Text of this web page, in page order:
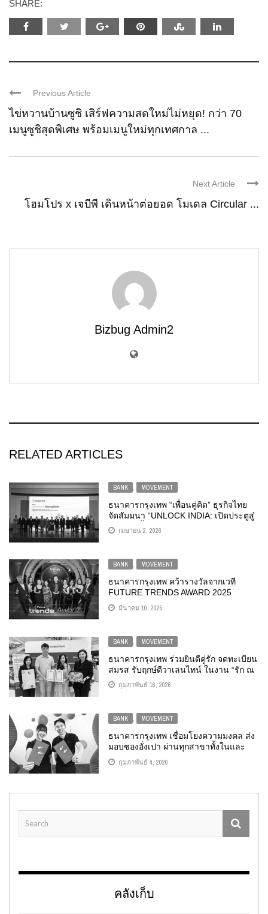
SHARE:
Previous Article
ไข่หวานบ้านซูชิ เสิร์ฟความสดใหม่ไม่หยุด! กว่า 70
เมนูซูชิสุดพิเศษ พร้อมเมนูใหม่ทุกเทศกาล ...
Next Article
โฮมโปร x เจบีพี เดินหน้าต่อยอด โมเดล Circular ...
Bizbug Admin2
RELATED ARTICLES
BANK , MOVEMENT
ธนาคารกรุงเทพ “เพื่อนคู่คิด” ธุรกิจไทย
จัดสัมมนา “UNLOCK INDIA: เปิดประตูสู่
อินเดีย” ชี้โอกาสเศรษฐกิจเด่น พร้อมหนุน
ลูกค้าสู่ตลาดศักยภาพระดับโลก
เมษายน 2, 2026
BANK , MOVEMENT
ธนาคารกรุงเทพ คว้ารางวัลจากเวที
FUTURE TRENDS AWARD 2025
มีนาคม 10, 2025
BANK , MOVEMENT
ธนาคารกรุงเทพ ร่วมยินดีคู่รัก จดทะเบียน
สมรส รับฤกษ์ดีวาเลนไทน์ ในงาน “รัก ณ
บางรัก”กุมภาพันธ์ 16, 2026
BANK , MOVEMENT
ธนาคารกรุงเทพ เชื่อมโยงความมงคล ส่ง
มอบซองอั่งเปา ผ่านทุกสาขาทั้งในและ
ต่างประเทศ ต้อนรับตรุษจีนปีมะเมีย 2569
กุมภาพันธ์ 4, 2026
คลังเก็บ